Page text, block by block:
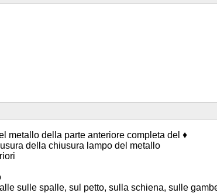
metallo della parte anteriore completa del ♦
della chiusura lampo del metallo
sulle spalle, sul petto, sulla schiena, sulle